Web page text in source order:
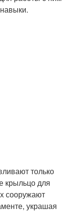
только
крыльцо для
сооружают
украшая